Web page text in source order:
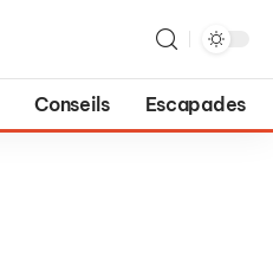
Conseils Escapades